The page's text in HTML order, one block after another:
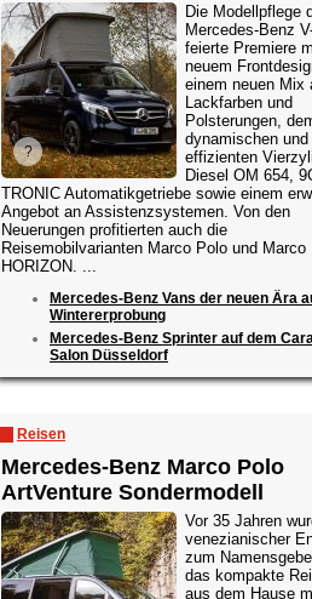
Die Modellpflege
Mercedes-Benz
feierte Premiere
neuem
einem neuen Mix
Lackfarben und
Polsterungen,
dynamischen und
effizienten
Diesel OM 654,
TRONIC Automatikgetriebe sowie einem
Angebot an Assistenzsystemen. Von den
Neuerungen profitierten auch die
Reisemobilvarianten Marco Polo und Marco
HORIZON. ...
Mercedes-Benz Vans der neuen Ära
Wintererprobung
Mercedes-Benz Sprinter auf dem
Salon Düsseldorf
Reisen
Mercedes-Benz Marco Polo
ArtVenture Sondermodell
Vor 35 Jahren
venezianischer
zum
das kompakte
aus dem Hause